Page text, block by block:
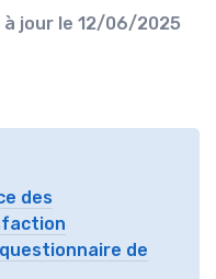
à jour le 12/06/2025
des
de